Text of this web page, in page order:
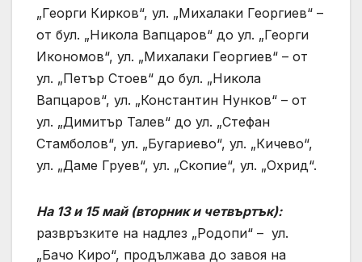
„Георги Кирков“, ул. „Михалаки Георгиев“ –
от бул. „Никола Вапцаров“ до ул. „Георги
Икономов“, ул. „Михалаки Георгиев“ – от
ул. „Петър Стоев“ до бул. „Никола
Вапцаров“, ул. „Константин Нунков“ – от
ул. „Димитър Талев“ до ул. „Стефан
Стамболов“, ул. „Бугариево“, ул. „Кичево“,
ул. „Даме Груев“, ул. „Скопие“, ул. „Охрид“.
На 13 и 15 май (вторник и четвъртък):
развръзките на надлез „Родопи“ – ул.
„Бачо Киро“, продължава до завоя на